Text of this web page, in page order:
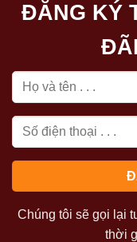
ĐĂNG KÝ
Chúng tôi sẽ gọi lại
thời